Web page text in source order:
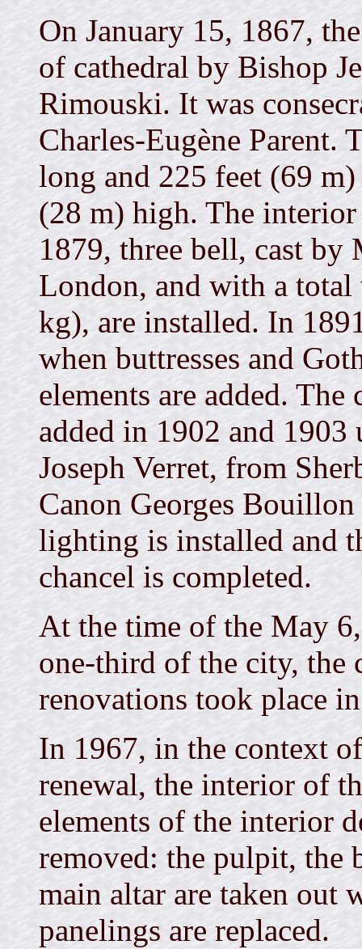
On January 15, 1867,
of cathedral by Bishop
Rimouski. It was
Charles-Eugène Parent.
long and 225 feet (69
(28 m) high. The
1879, three bell, cast
London, and with a
kg), are installed. In
when buttresses and
elements are added.
added in 1902 and 1903
Joseph Verret, from
Canon Georges
lighting is installed and
chancel is completed.
At the time of the May
one-third of the city, the
renovations took place
In 1967, in the context
renewal, the interior of
elements of the interior
removed: the pulpit, the
main altar are taken out
panelings are replaced.